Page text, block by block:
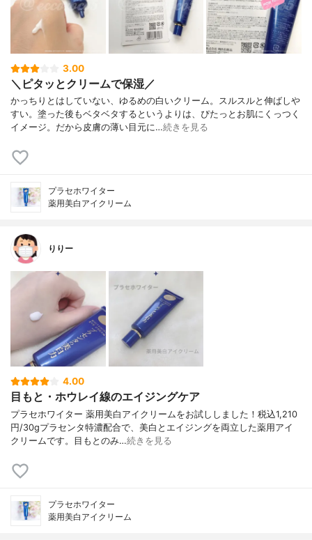
3.00
＼ピタッとクリームで保湿／
かっちりとはしていない、ゆるめの白いクリーム。スルスルと伸ばしや
すい。塗った後もベタベタするというよりは、ぴたっとお肌にくっつく
イメージ。だから皮膚の薄い目元に…続きを見る
プラセホワイター
薬用美白アイクリーム
りりー
4.00
目もと・ホウレイ線のエイジングケア
プラセホワイター 薬用美白アイクリームをお試ししました！税込1,210
円/30gプラセンタ特濃配合で、美白とエイジングを両立した薬用アイ
クリームです。目もとのみ…続きを見る
プラセホワイター
薬用美白アイクリーム